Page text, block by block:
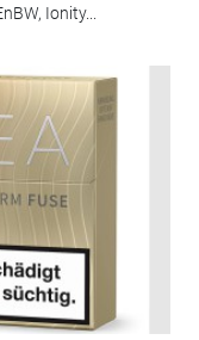
Ionity...